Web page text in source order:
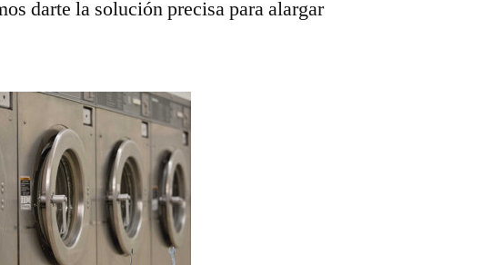
darte la solución precisa para alargar